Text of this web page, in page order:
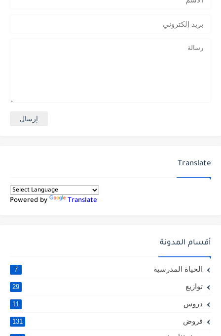
Translate
Powered by Translate
أقسام المدونة
الحياة المدرسية 7
توازيع 29
دروس 11
فروض 131